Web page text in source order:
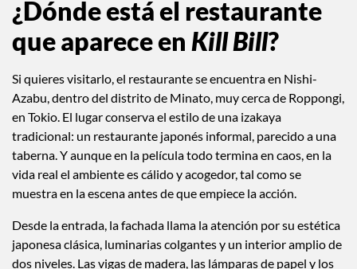
¿Dónde está el restaurante
que aparece enKill Bill?
Si quieres visitarlo, el restaurante se encuentra en Nishi-
Azabu, dentro del distrito de Minato, muy cerca de Roppongi,
en Tokio. El lugar conserva el estilo de una izakaya
tradicional: un restaurante japonés informal, parecido a una
taberna. Y aunque en la película todo termina en caos, en la
vida real el ambiente es cálido y acogedor, tal como se
muestra en la escena antes de que empiece la acción.